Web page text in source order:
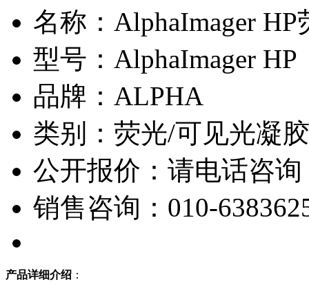
名称：AlphaImager
型号：AlphaImager HP
品牌：ALPHA
类别：荧光/可见光凝
公开报价：请电话咨询
销售咨询：010-
产品详细介绍 ：